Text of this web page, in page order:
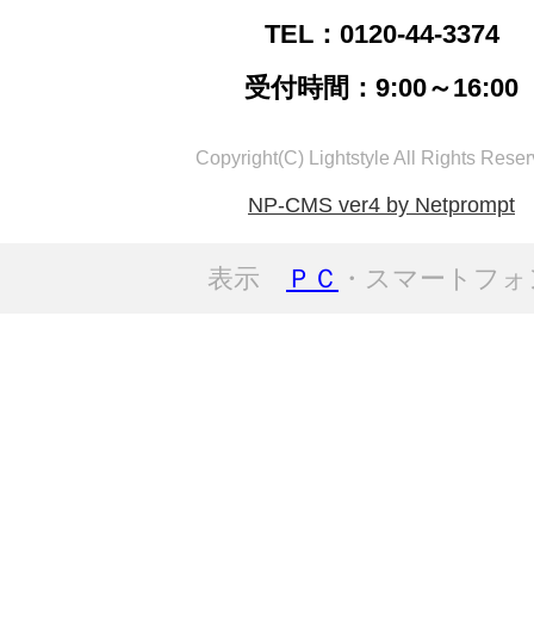
TEL：0120-44-3374
受付時間：9:00～16:00
Copyright(C) Lightstyle All Rights
NP-CMS ver4 by Netprompt
表示 ＰＣ ・スマートフ